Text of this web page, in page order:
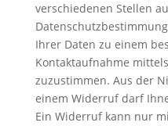
verschiedenen Stellen
Ihrer Daten zu einem
Kontaktaufnahme
zuzustimmen. Aus der
einem Widerruf darf
Ein Widerruf kann nur